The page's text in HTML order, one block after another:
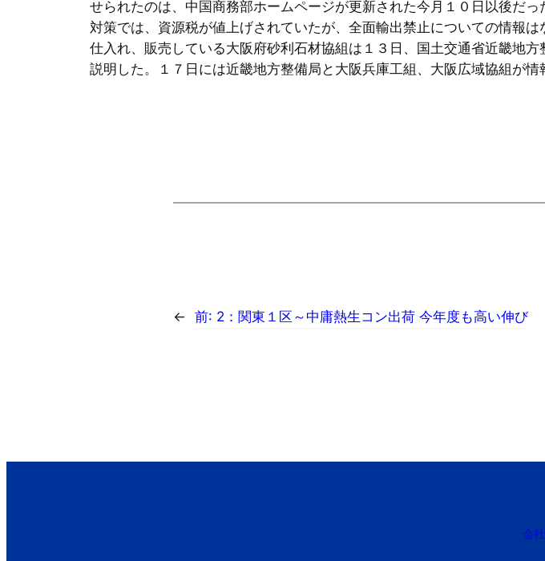
せられたのは、中国商務部ホームページが更新された今月１０日以後だ
対策では、資源税が値上げされていたが、全面輸出禁止についての情報
仕入れ、販売している大阪府砂利石材協組は１３日、国土交通省近畿地
説明した。１７日には近畿地方整備局と大阪兵庫工組、大阪広域協組が情
← 前: 2：関東１区～中庸熱生コン出荷 今年度も高い伸び
会